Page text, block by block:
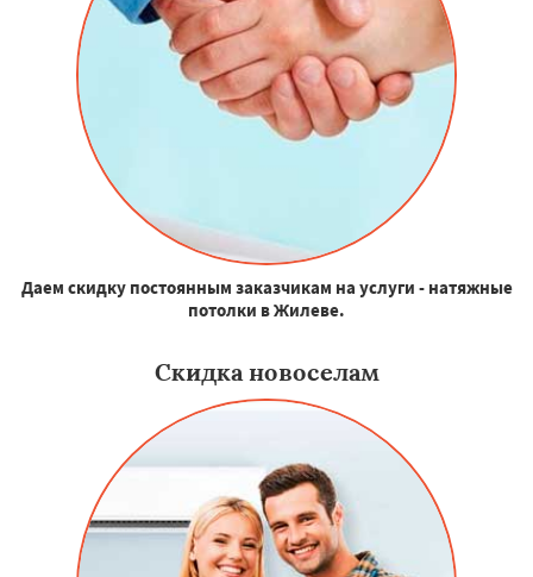
Даем скидку постоянным заказчикам на услуги - натяжные
потолки в Жилеве.
Скидка новоселам